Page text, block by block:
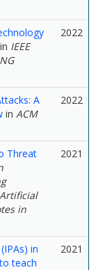
in IEEE
2022
A
in ACM
2022
Threat
in
2021
in
teach
2021